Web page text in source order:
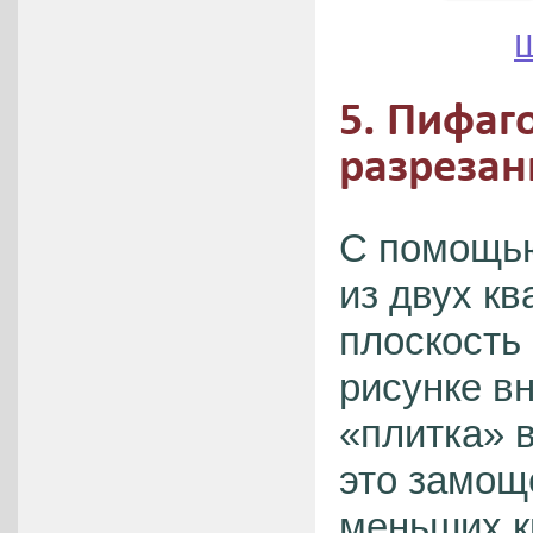
5.
С
из двух
рисунке
«плитка»
это